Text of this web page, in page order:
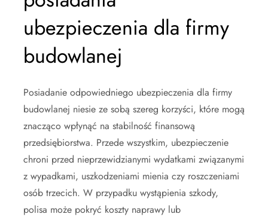
ubezpieczenia dla firmy
budowlanej
Posiadanie odpowiedniego ubezpieczenia dla firmy
budowlanej niesie ze sobą szereg korzyści, które mogą
znacząco wpłynąć na stabilność finansową
przedsiębiorstwa. Przede wszystkim, ubezpieczenie
chroni przed nieprzewidzianymi wydatkami związanymi
z wypadkami, uszkodzeniami mienia czy roszczeniami
osób trzecich. W przypadku wystąpienia szkody,
polisa może pokryć koszty naprawy lub